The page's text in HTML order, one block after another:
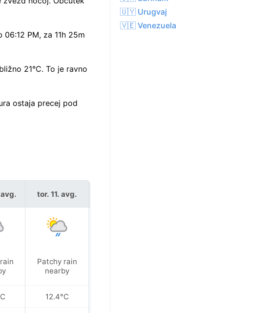
PM, za 11h 25m
21°C. To je ravno
ostaja precej pod
tor. 11. avg.
Patchy rain
nearby
12.4°C
🇺🇾 Urugvaj
🇻🇪 Venezuela